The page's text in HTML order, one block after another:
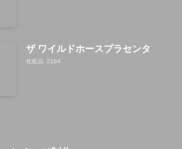
ザ ワイルドホースプラセンタ
化粧品 2184